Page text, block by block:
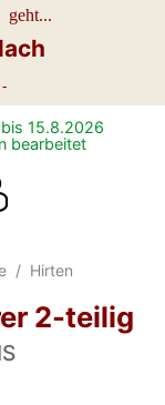
15.8.2026
bearbeitet
Hirten
2-teilig